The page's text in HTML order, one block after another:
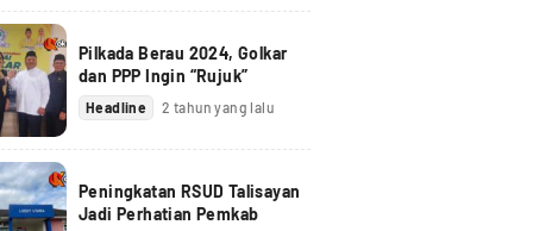
Pilkada Berau 2024, Golkar
dan PPP Ingin “Rujuk”
Headline 2 tahun yang lalu
Peningkatan RSUD Talisayan
Jadi Perhatian Pemkab